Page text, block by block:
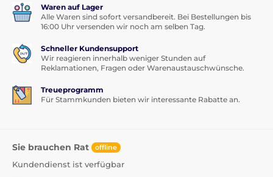
Waren auf Lager
Alle Waren sind sofort versandbereit. Bei Bestellungen bis
16:00 Uhr versenden wir noch am selben Tag.
Schneller Kundensupport
Wir reagieren innerhalb weniger Stunden auf
Reklamationen, Fragen oder Warenaustauschwünsche.
Treueprogramm
Für Stammkunden bieten wir interessante Rabatte an.
Sie brauchen Rat offline
Kundendienst ist verfügbar